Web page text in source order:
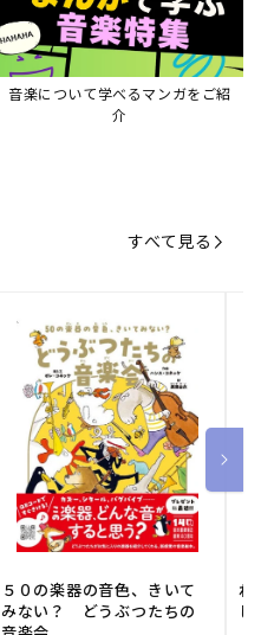
音楽について学べるマンガをご紹
介
すべて見る
５０の楽器の音色、きいて
みない？ どうぶつたちの
ね